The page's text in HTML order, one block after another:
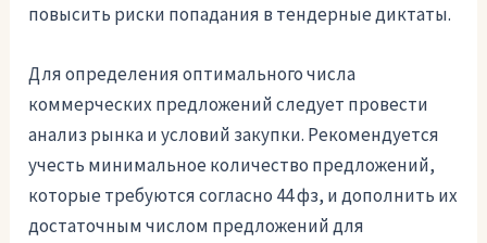
повысить риски попадания в тендерные диктаты.
Для определения оптимального числа
коммерческих предложений следует провести
анализ рынка и условий закупки. Рекомендуется
учесть минимальное количество предложений,
которые требуются согласно 44 фз, и дополнить их
достаточным числом предложений для